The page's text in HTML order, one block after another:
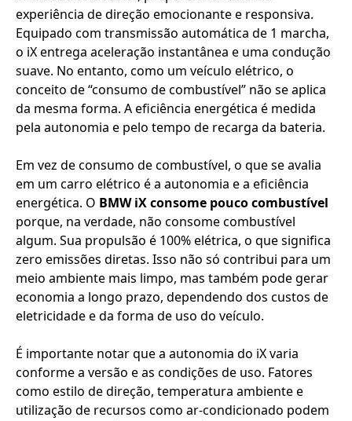
experiência de direção emocionante e responsiva.
Equipado com transmissão automática de 1 marcha,
o iX entrega aceleração instantânea e uma condução
suave. No entanto, como um veículo elétrico, o
conceito de “consumo de combustível” não se aplica
da mesma forma. A eficiência energética é medida
pela autonomia e pelo tempo de recarga da bateria.
Em vez de consumo de combustível, o que se avalia
em um carro elétrico é a autonomia e a eficiência
energética. O BMW iX consome pouco combustível
porque, na verdade, não consome combustível
algum. Sua propulsão é 100% elétrica, o que significa
zero emissões diretas. Isso não só contribui para um
meio ambiente mais limpo, mas também pode gerar
economia a longo prazo, dependendo dos custos de
eletricidade e da forma de uso do veículo.
É importante notar que a autonomia do iX varia
conforme a versão e as condições de uso. Fatores
como estilo de direção, temperatura ambiente e
utilização de recursos como ar-condicionado podem